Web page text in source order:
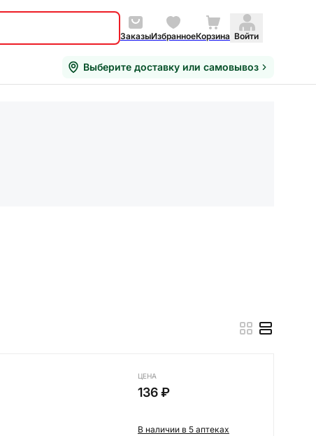
ЗаказыИзбранноеКорзина Войти
Выберите доставку или самовывоз
ЦЕНА
136 ₽
В наличии в 5 аптеках